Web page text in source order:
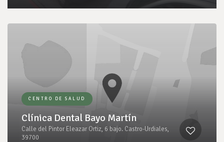
CENTRO DE SALUD
Clínica Dental Bayo Martín
Calle del Pintor Eleazar Ortiz, 6 bajo. Castro-Urdiales,
39700